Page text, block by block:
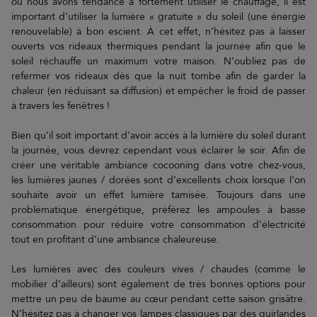
important d’utiliser la lumière « gratuite » du soleil (une énergie
renouvelable) à bon escient. À cet effet, n’hésitez pas à laisser
ouverts vos rideaux thermiques pendant la journée afin que le
soleil réchauffe un maximum votre maison. N’oubliez pas de
refermer vos rideaux dès que la nuit tombe afin de garder la
chaleur (en réduisant sa diffusion) et empêcher le froid de passer
à travers les fenêtres !
Bien qu’il soit important d’avoir accès à la lumière du soleil durant
la journée, vous devrez cependant vous éclairer le soir. Afin de
créer une véritable ambiance cocooning dans votre chez-vous,
les lumières jaunes / dorées sont d’excellents choix lorsque l’on
souhaite avoir un effet lumière tamisée. Toujours dans une
problématique énergétique, préférez les ampoules à basse
consommation pour réduire votre consommation d’électricité
tout en profitant d’une ambiance chaleureuse.
Les lumières avec des couleurs vives / chaudes (comme le
mobilier d’ailleurs) sont également de très bonnes options pour
mettre un peu de baume au cœur pendant cette saison grisâtre.
N’hésitez pas à changer vos lampes classiques par des guirlandes